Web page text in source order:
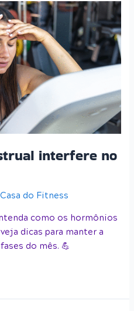
interfere no
do Fitness
como os hormônios
dicas para manter a
do mês. 💪